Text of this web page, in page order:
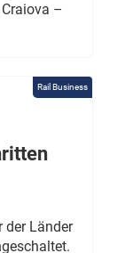
–
Rail Business
der Länder